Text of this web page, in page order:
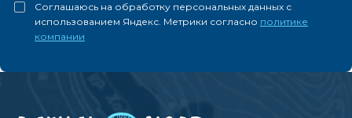
Соглашаюсь на обработку персональных данных с
использованием Яндекс. Метрики согласно политике
компании